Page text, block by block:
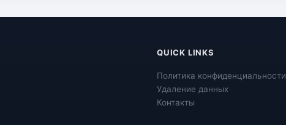
QUICK LINKS
Политика конфиденциальности
Удаление данных
Контакты